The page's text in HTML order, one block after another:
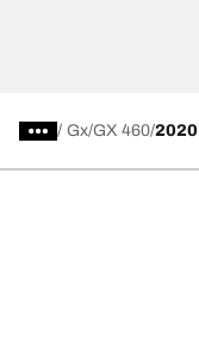
/ Gx GX 460 2020